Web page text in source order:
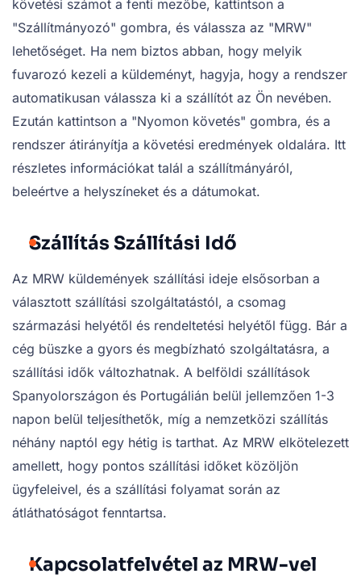
követési számot a fenti mezőbe, kattintson a
"Szállítmányozó" gombra, és válassza az "MRW"
lehetőséget. Ha nem biztos abban, hogy melyik
fuvarozó kezeli a küldeményt, hagyja, hogy a rendszer
automatikusan válassza ki a szállítót az Ön nevében.
Ezután kattintson a "Nyomon követés" gombra, és a
rendszer átirányítja a követési eredmények oldalára. Itt
részletes információkat talál a szállítmányáról,
beleértve a helyszíneket és a dátumokat.
Szállítás Szállítási Idő
Az MRW küldemények szállítási ideje elsősorban a
választott szállítási szolgáltatástól, a csomag
származási helyétől és rendeltetési helyétől függ. Bár a
cég büszke a gyors és megbízható szolgáltatásra, a
szállítási idők változhatnak. A belföldi szállítások
Spanyolországon és Portugálián belül jellemzően 1-3
napon belül teljesíthetők, míg a nemzetközi szállítás
néhány naptól egy hétig is tarthat. Az MRW elkötelezett
amellett, hogy pontos szállítási időket közöljön
ügyfeleivel, és a szállítási folyamat során az
átláthatóságot fenntartsa.
Kapcsolatfelvétel az MRW-vel